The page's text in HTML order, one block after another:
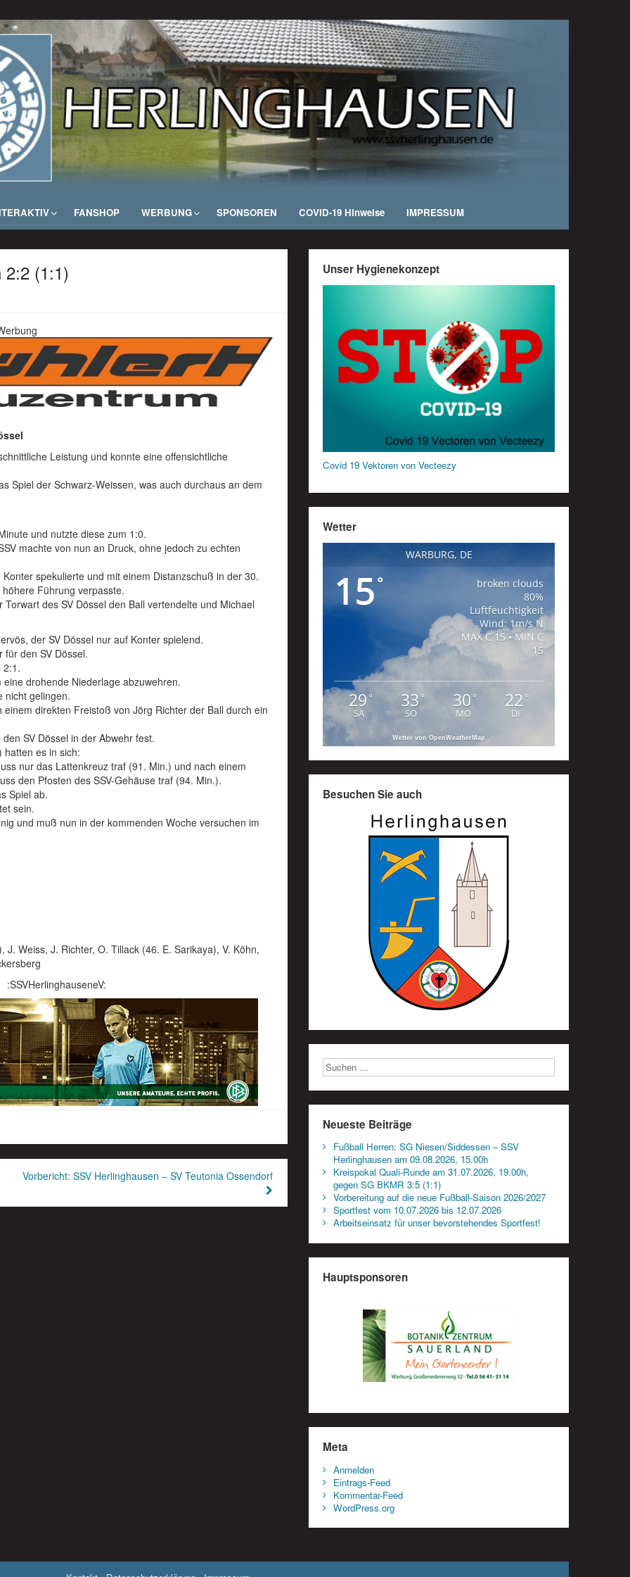
FANSHOP WERBUNG SPONSOREN COVID-19 Hinweise IMPRESSUM
2:2 (1:1)
Leistung und konnte eine offensichtliche
Spiel der Schwarz-Weissen, was auch durchaus an dem
und nutzte diese zum 1:0.
machte von nun an Druck, ohne jedoch zu echten
spekulierte und mit einem Distanzschuß in der 30.
Führung verpasste.
des SV Dössel den Ball vertendelte und Michael
der SV Dössel nur auf Konter spielend.
für den SV Dössel.
2:1.
drohende Niederlage abzuwehren.
nicht gelingen.
direkten Freistoß von Jörg Richter der Ball durch ein
SV Dössel in der Abwehr fest.
hatten es in sich:
nur das Lattenkreuz traf (91. Min.) und nach einem
den Pfosten des SSV-Gehäuse traf (94. Min.).
Spiel ab.
sein.
und muß nun in der kommenden Woche versuchen im
Weiss, J. Richter, O. Tillack (46. E. Sarikaya), V. Köhn,
:SSVHerlinghauseneV:
Vorbericht: SSV Herlinghausen – SV Teutonia Ossendorf
Unser Hygienekonzept
Covid 19 Vektoren von Vecteezy
Wetter
WARBURG, DE
15°
broken clouds
80%
Luftfeuchtigkeit
Wind: 1m/s N
MAX C 15 • MIN C
15
29°
SA
33°
SO
30 °
MO
22 °
DI
Wetter von OpenWeatherMap
Besuchen Sie auch
Neueste Beiträge
Fußball Herren: SG Niesen/Siddessen – SSV
Herlinghausen am 09.08.2026, 15.00h
Kreispokal Quali-Runde am 31.07.2026, 19.00h,
gegen SG BKMR 3:5 (1:1)
Vorbereitung auf die neue Fußball-Saison 2026/2027
Sportfest vom 10.07.2026 bis 12.07.2026
Arbeitseinsatz für unser bevorstehendes Sportfest!
Hauptsponsoren
Meta
Anmelden
Eintrags-Feed
Kommentar-Feed
WordPress.org